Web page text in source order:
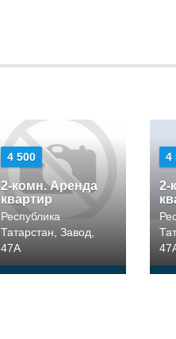
4 500
2-комн. Аренда
квартир
Республика
Татарстан, Завод,
47А
4
2-